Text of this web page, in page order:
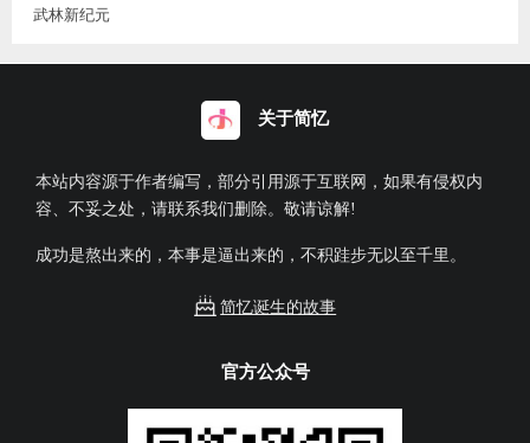
武林新纪元
关于简忆
本站内容源于作者编写，部分引用源于互联网，如果有侵权内
容、不妥之处，请联系我们删除。敬请谅解!
成功是熬出来的，本事是逼出来的，不积跬步无以至千里。
简忆诞生的故事
官方公众号